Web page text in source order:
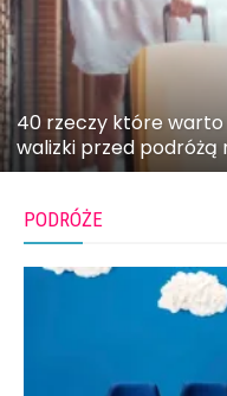
40 rzeczy które
walizki przed podróżą
PODRÓŻE